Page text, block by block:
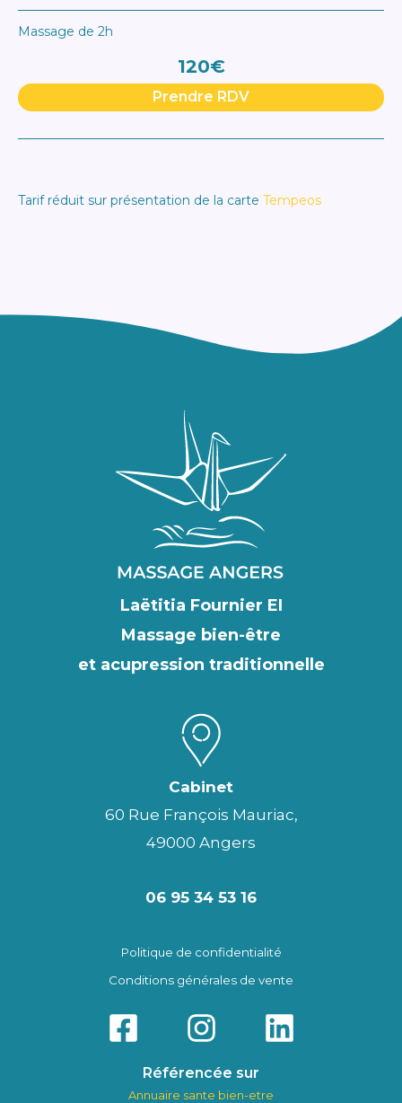
Massage de 2h
120€
Prendre RDV
Tarif réduit sur présentation de la carte Tempeos
Laëtitia Fournier EI
Massage bien-être
et acupression traditionnelle
Cabinet
60 Rue François Mauriac,
49000 Angers
06 95 34 53 16
Politique de confidentialité
Conditions générales de vente
Référencée sur
Annuaire sante bien-etre